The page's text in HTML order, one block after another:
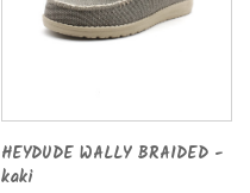
HEYDUDE WALLY BRAIDED -
kaki